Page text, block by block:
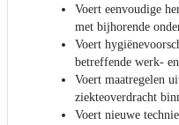
Voert eenvoudige
met bijhorende
Voert
betreffende werk-
Voert maatregelen
ziekteoverdracht
Voert nieuwe